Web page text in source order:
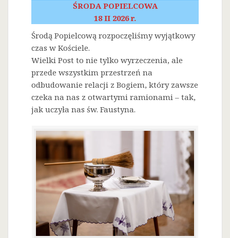
ŚRODA POPIELCOWA
18 II 2026 r.
Środą Popielcową rozpoczęliśmy wyjątkowy
czas w Kościele.
Wielki Post to nie tylko wyrzeczenia, ale
przede wszystkim przestrzeń na
odbudowanie relacji z Bogiem, który zawsze
czeka na nas z otwartymi ramionami – tak,
jak uczyła nas św. Faustyna.